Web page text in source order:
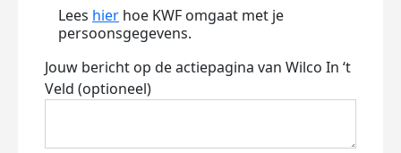
Lees hier hoe KWF omgaat met je
persoonsgegevens.
Jouw bericht op de actiepagina van Wilco In ‘t
Veld (optioneel)